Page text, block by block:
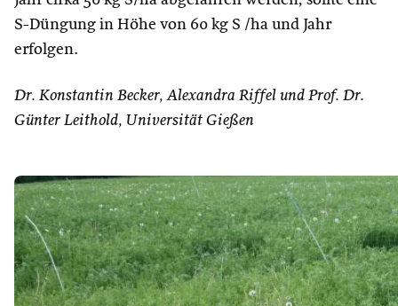
S-Düngung in Höhe von 60 kg S /ha und Jahr
erfolgen.
Dr. Konstantin Becker, Alexandra Riffel und Prof. Dr.
Günter Leithold, Universität Gießen